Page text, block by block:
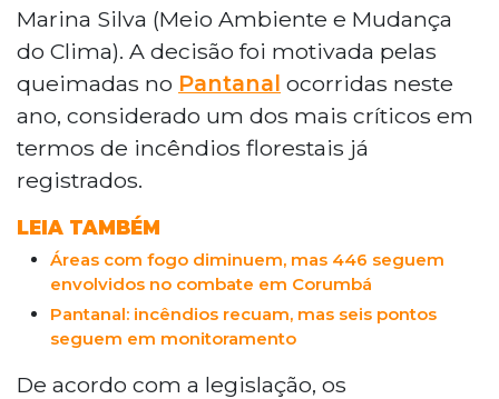
Marina Silva (Meio Ambiente e Mudança
do Clima). A decisão foi motivada pelas
queimadas no Pantanal ocorridas neste
ano, considerado um dos mais críticos em
termos de incêndios florestais já
registrados.
LEIA TAMBÉM
Áreas com fogo diminuem, mas 446 seguem
envolvidos no combate em Corumbá
Pantanal: incêndios recuam, mas seis pontos
seguem em monitoramento
De acordo com a legislação, os